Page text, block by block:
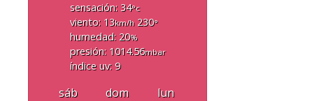
sensación: 34°c
viento: 13km/h230°
humedad: 20%
presión: 1014.56mbar
índice uv: 9
sáb dom
lun